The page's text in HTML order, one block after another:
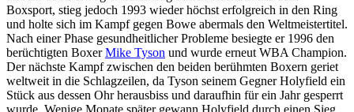
Boxsport, stieg jedoch 1993 wieder höchst erfolgreich in den Ring
und holte sich im Kampf gegen Bowe abermals den Weltmeistertitel.
Nach einer Phase gesundheitlicher Probleme besiegte er 1996 den
berüchtigten BoxerMike Tyson und wurde erneut WBA Champion.
Der nächste Kampf zwischen den beiden berühmten Boxern geriet
weltweit in die Schlagzeilen, da Tyson seinem Gegner Holyfield ein
Stück aus dessen Ohr herausbiss und daraufhin für ein Jahr gesperrt
wurde. Wenige Monate später gewann Holyfield durch einen Sieg